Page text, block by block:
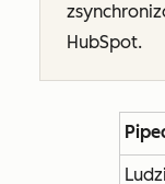
HubSpot.